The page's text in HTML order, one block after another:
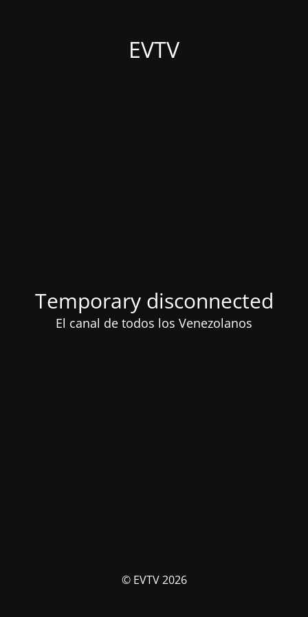
EVTV
Temporary disconnected
El canal de todos los Venezolanos
© EVTV 2026